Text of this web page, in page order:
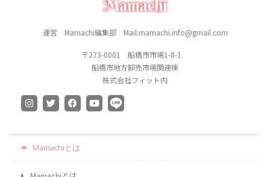
運営 Mamachi編集部 Mail:mamachi.info@gmail.com
〒273-0001 船橋市市場1-8-1
船橋市地方卸売市場関連棟
株式会社フィット内
Mamachiとは